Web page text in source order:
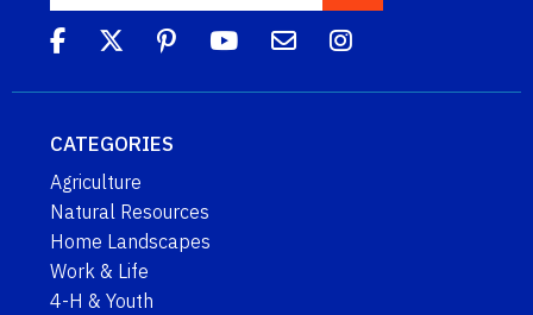
CATEGORIES
Agriculture
Natural Resources
Home Landscapes
Work & Life
4-H & Youth